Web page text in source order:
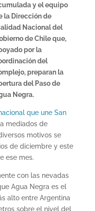
y el equipo
la Dirección de
Nacional del
de Chile que,
por la
del
preparan la
del Paso de
Negra.
que une San
mediados de
motivos se
de diciembre y este
ese mes.
con las nevadas
Agua Negra es el
alto entre Argentina
sobre el nivel del